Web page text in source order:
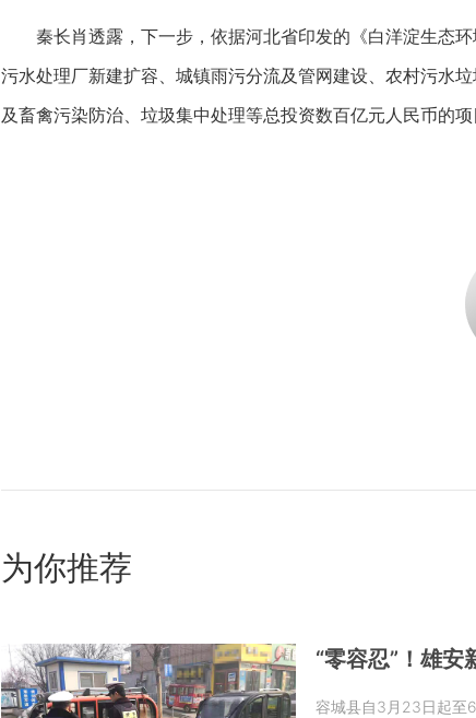
秦长肖透露，下一步，依据河北省印发的《白洋淀生态
污水处理厂新建扩容、城镇雨污分流及管网建设、农村污水
及畜禽污染防治、垃圾集中处理等总投资数百亿元人民币的
为你推荐
“零容忍”！雄
容城县自3月23日起至